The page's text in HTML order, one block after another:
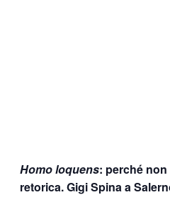
Homo loquens: perché
retorica. Gigi Spina a